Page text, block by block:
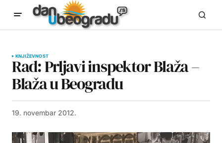
KNJIŽEVNOST
Rad: Prljavi inspektor Blaža –
Blaža u Beogradu
19. novembar 2012.